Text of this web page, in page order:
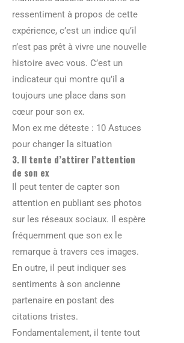
ressentiment à propos de cette
expérience, c’est un indice qu’il
n’est pas prêt à vivre une nouvelle
histoire avec vous. C’est un
indicateur qui montre qu’il a
toujours une place dans son
cœur pour son ex.
Mon ex me déteste : 10 Astuces
pour changer la situation
3. Il tente d’attirer l’attention
de son ex
Il peut tenter de capter son
attention en publiant ses photos
sur les réseaux sociaux. Il espère
fréquemment que son ex le
remarque à travers ces images.
En outre, il peut indiquer ses
sentiments à son ancienne
partenaire en postant des
citations tristes.
Fondamentalement, il tente tout